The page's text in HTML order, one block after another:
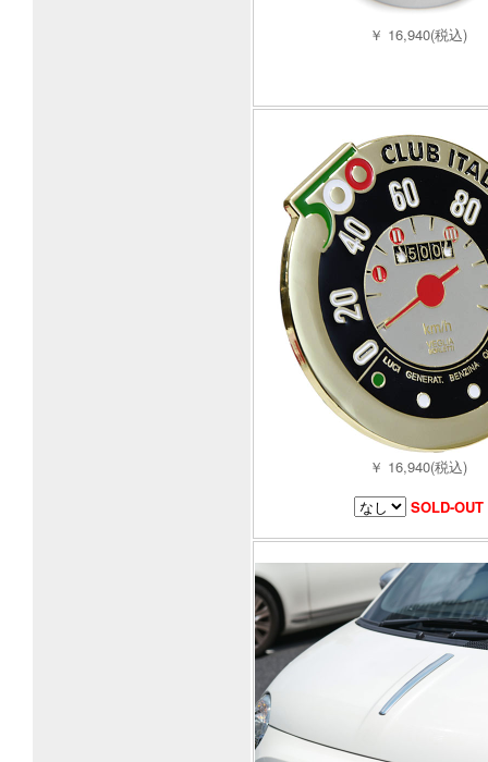
￥ 16,940(税込)
￥ 16,940(税込)
SOLD-OUT